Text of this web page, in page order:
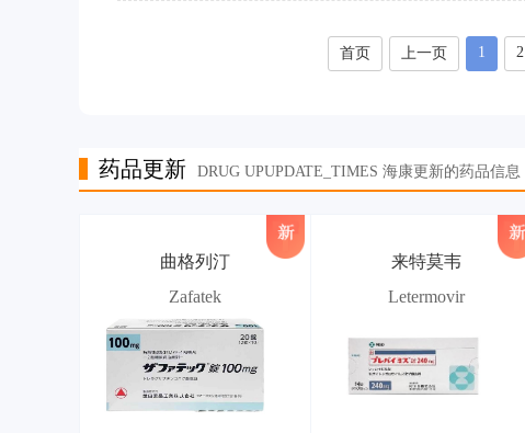
首页 上一页 1 2
药品更新 DRUG UPUPDATE_TIMES 海康更新的药品信息
曲格列汀
Zafatek
来特莫韦
Letermovir